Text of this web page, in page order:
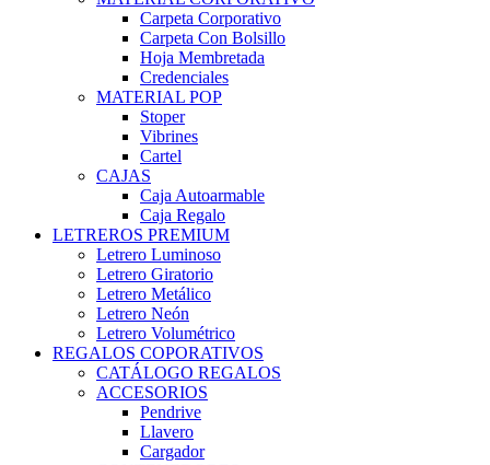
Carpeta Corporativo
Carpeta Con Bolsillo
Hoja Membretada
Credenciales
MATERIAL POP
Stoper
Vibrines
Cartel
CAJAS
Caja Autoarmable
Caja Regalo
LETREROS PREMIUM
Letrero Luminoso
Letrero Giratorio
Letrero Metálico
Letrero Neón
Letrero Volumétrico
REGALOS COPORATIVOS
CATÁLOGO REGALOS
ACCESORIOS
Pendrive
Llavero
Cargador